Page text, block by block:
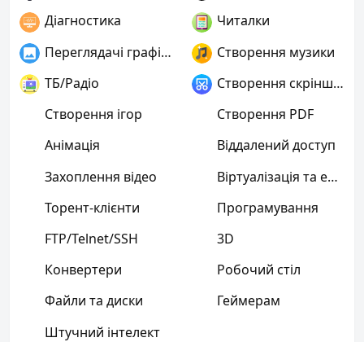
Діагностика
Читалки
Переглядачі графіки
Створення музики
ТБ/Радіо
Створення скріншотів
Створення ігор
Створення PDF
Анімація
Віддалений доступ
Захоплення відео
Віртуалізація та емуляція
Торент-клієнти
Програмування
FTP/Telnet/SSH
3D
Конвертери
Робочий стіл
Файли та диски
Геймерам
Штучний інтелект